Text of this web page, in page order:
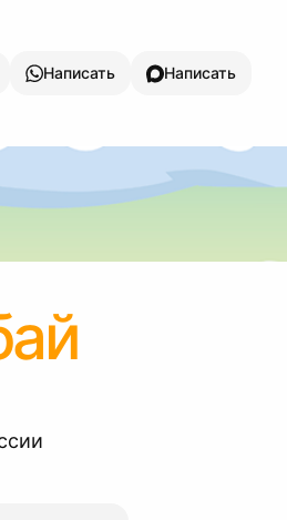
Написать Написать